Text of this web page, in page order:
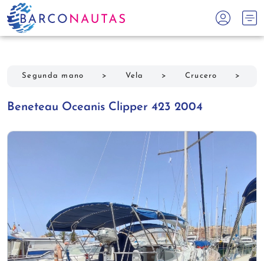
Segunda mano > Vela > Crucero >
Beneteau Oceanis Clipper 423 2004